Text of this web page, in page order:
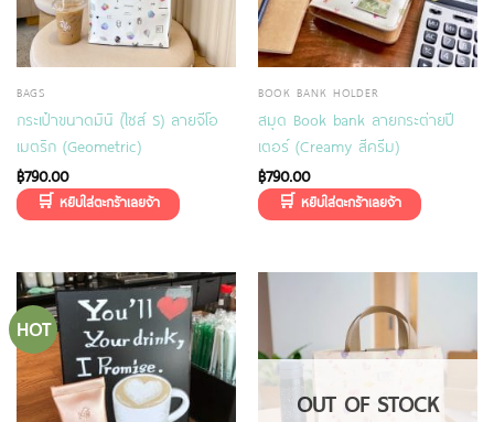
BAGS
กระเป๋าขนาดมินิ (ไซส์ S) ลายจีโอ
เมตริก (Geometric)
฿790.00
BOOK BANK HOLDER
สมุด Book bank ลายกระต่ายปี
เตอร์ (Creamy สีครีม)
฿790.00
HOT
OUT OF STOCK